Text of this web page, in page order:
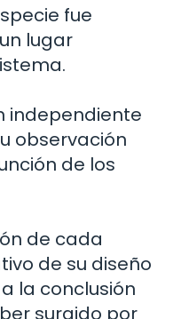
fue
lugar
independiente
observación
de los
de cada
de su diseño
la conclusión
surgido por